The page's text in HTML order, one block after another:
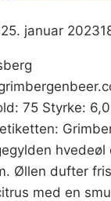
25. januar 2023
75 Styrke:
Øllen dufter
med en